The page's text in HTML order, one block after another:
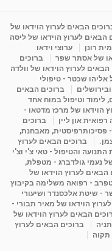
09:12
הבאים לערוץ הוידאו של
הבאים לערוץ הוידאו של ליסה
רונן
ערוצי וידאו
של אסתר שפר
ברוכים
הבאים לערוץ הוידאו של וולדה
אליהו שכטר - טיפולי
ברוכים הבאים
לימוד וטיפול במוח אחד
הוידאו של מרכז מדטאו -
און ליין
ברוכים
פסיכותרפיסטית, מאבחנת,
ברוכים הבאים לערוץ
והטיפול - טאי צ'י וצ'י
נעמי גולדברג - מטפלת,
הבאים לערוץ הוידאו של
- רפואה משלימה בקיבוץ
- שיטת אלכסנדר ושיעורי
הוידאו של מאיר תבורי -
הבאים לערוץ הוידאו של
ברוכים הבאים לערוץ
תקוה